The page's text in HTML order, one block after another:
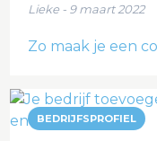
Lieke - 9 maart 2022
Zo maak je een
BEDRIJFSPROFIEL